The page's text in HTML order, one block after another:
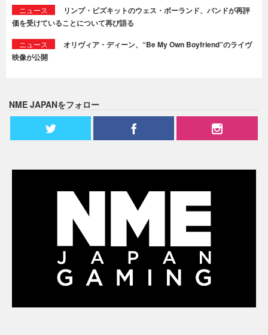
ニュース
リンプ・ビズキットのウェス・ボーランド、バンドが再評
価を受けていることについて再び語る
ニュース
オリヴィア・ディーン、“Be My Own Boyfriend”のライヴ
映像が公開
NME JAPANをフォロー